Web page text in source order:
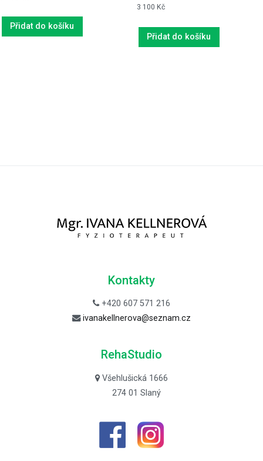
Přidat do košíku
3 100 Kč
Přidat do košíku
Kontakty
+420 607 571 216
ivanakellnerova@seznam.cz
RehaStudio
Všehlušická 1666
274 01 Slaný